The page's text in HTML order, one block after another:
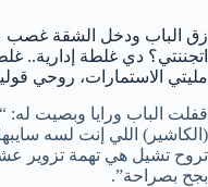
زق الباب ودخل الشقة غصب
اتجننتي؟ دي غلطة إدارية..
مليتي الاستمارات، روحي
قفلت الباب ورايا وبصيت له:
(الكاشير) اللي إنت لسه
تروح تشيل هي تهمة تزوير
بجح بصراحة”.